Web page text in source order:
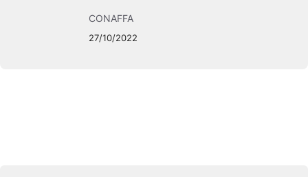
CONAFFA
27/10/2022